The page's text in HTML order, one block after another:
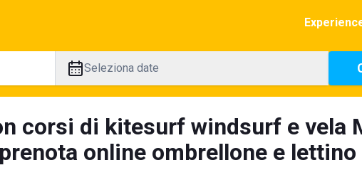
Seleziona date
corsi di kitesurf windsurf e vela
online ombrellone e lettino